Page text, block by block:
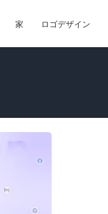
家 ロゴデザイン